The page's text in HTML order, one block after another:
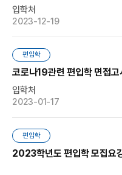
입학처
2023-12-19
편입학
코로나19관련 편입학 면접고
입학처
2023-01-17
편입학
2023학년도 편입학 모집요